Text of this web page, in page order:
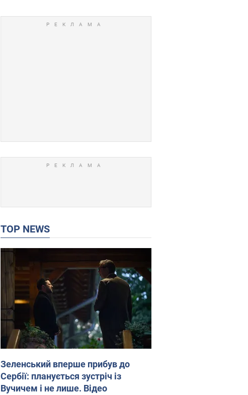
TOP NEWS
Зеленський вперше прибув до
Сербії: планується зустріч із
Вучичем і не лише. Відео